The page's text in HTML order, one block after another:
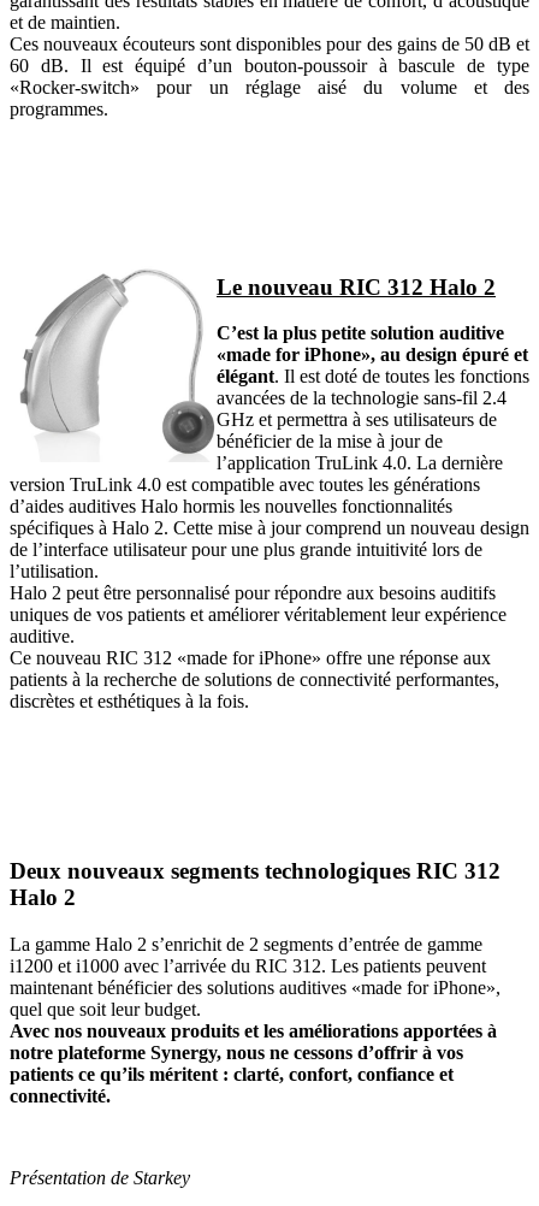
et de maintien.
Ces nouveaux écouteurs sont disponibles pour des gains de 50 dB et
60 dB. Il est équipé d’un bouton-poussoir à bascule de type
«Rocker-switch» pour un réglage aisé du volume et des
programmes.
Le nouveau RIC 312 Halo 2
C’est la plus petite solution auditive
«made for iPhone», au design épuré et
élégant. Il est doté de toutes les fonctions
avancées de la technologie sans-fil 2.4
GHz et permettra à ses utilisateurs de
bénéficier de la mise à jour de
l’application TruLink 4.0. La dernière
version TruLink 4.0 est compatible avec toutes les générations
d’aides auditives Halo hormis les nouvelles fonctionnalités
spécifiques à Halo 2. Cette mise à jour comprend un nouveau design
de l’interface utilisateur pour une plus grande intuitivité lors de
l’utilisation.
Halo 2 peut être personnalisé pour répondre aux besoins auditifs
uniques de vos patients et améliorer véritablement leur expérience
auditive.
Ce nouveau RIC 312 «made for iPhone» offre une réponse aux
patients à la recherche de solutions de connectivité performantes,
discrètes et esthétiques à la fois.
Deux nouveaux segments technologiques RIC 312
Halo 2
La gamme Halo 2 s’enrichit de 2 segments d’entrée de gamme
i1200 et i1000 avec l’arrivée du RIC 312. Les patients peuvent
maintenant bénéficier des solutions auditives «made for iPhone»,
quel que soit leur budget.
Avec nos nouveaux produits et les améliorations apportées à
notre plateforme Synergy, nous ne cessons d’offrir à vos
patients ce qu’ils méritent : clarté, confort, confiance et
connectivité.
Présentation de Starkey